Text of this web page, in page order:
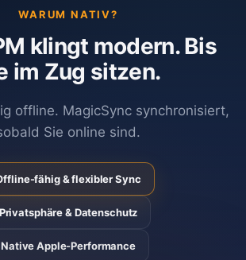
WARUM NATIV?
klingt modern. Bis
im Zug sitzen.
offline. MagicSync synchronisiert,
Sie online sind.
fähig & flexibler Sync
Privatsphäre & Datenschutz
Native Apple-Performance